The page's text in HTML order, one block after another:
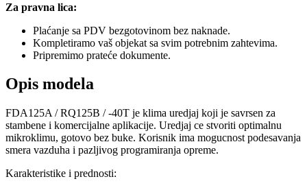
Za pravna lica:
Plaćanje sa PDV bezgotovinom bez naknade.
Kompletiramo vaš objekat sa svim potrebnim zahtevima.
Pripremimo prateće dokumente.
Opis modela
FDA125A / RQ125B / -40T je klima uredjaj koji je savrsen za
stambene i komercijalne aplikacije. Uredjaj ce stvoriti optimalnu
mikroklimu, gotovo bez buke. Korisnik ima mogucnost podesavanja
smera vazduha i pazljivog programiranja opreme.
Karakteristike i prednosti: